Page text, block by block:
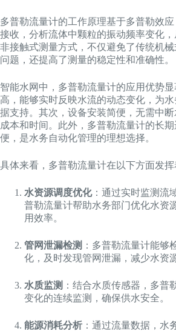
多普勒流量计的工作原理基于多普勒效
接收，分析流体中颗粒的振动频率变化
非接触式测量方式，不仅避免了传统机
问题，还提高了测量的稳定性和准确性。
智能水网中，多普勒流量计的应用优势
高，能够实时反映水流的动态变化，为
据支持。其次，设备安装简便，无需中
成本和时间。此外，多普勒流量计的长
便，是水务自动化管理的理想选择。
具体来看，多普勒流量计在以下方面发挥
水资源调度优化：通过实时监测流
普勒流量计帮助水务部门优化水资
用效率。
管网泄漏检测 ：多普勒流量计能够
化，及时发现管网泄漏，减少水资
水质监测 ：结合水质传感器，多普
变化的连续监测，确保供水安全。
能源消耗分析 ：通过流量数据，水